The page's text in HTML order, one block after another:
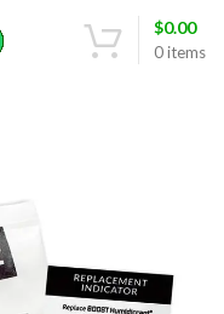
0items
$0.00